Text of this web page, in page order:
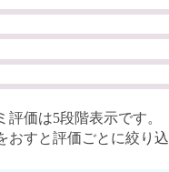
評価は5段階表示です。
おすと評価ごとに絞り込